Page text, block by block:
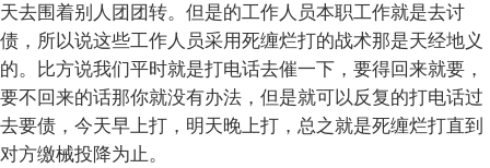
天去围着别人团团转。但是的工作人员本职工作就是去讨
债，所以说这些工作人员采用死缠烂打的战术那是天经地义
的。比方说我们平时就是打电话去催一下，要得回来就要，
要不回来的话那你就没有办法，但是就可以反复的打电话过
去要债，今天早上打，明天晚上打，总之就是死缠烂打直到
对方缴械投降为止。